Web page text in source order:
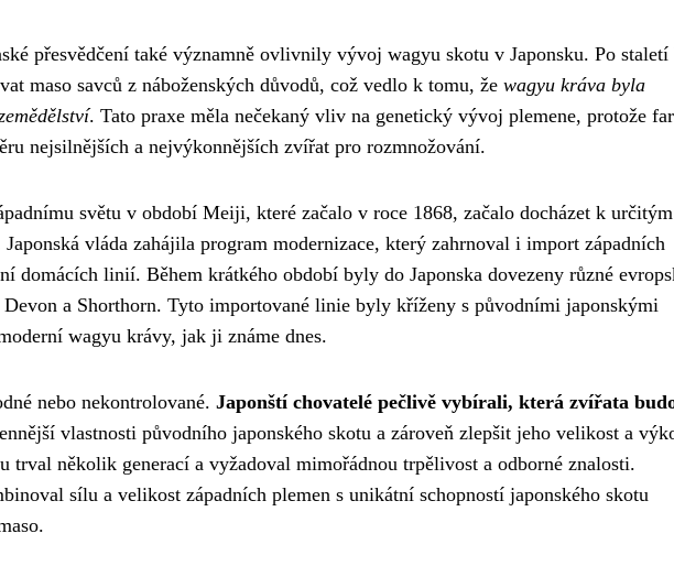
přesvědčení také významně ovlivnily vývoj wagyu skotu v Japonsku. Po
maso savců z náboženských důvodů, což vedlo k tomu, že wagyu kráva byla
. Tato praxe měla nečekaný vliv na genetický vývoj plemene, protože
nejsilnějších a nejvýkonnějších zvířat pro rozmnožování.
světu v období Meiji, které začalo v roce 1868, začalo docházet k určitým
vláda zahájila program modernizace, který zahrnoval i import západních
domácích linií. Během krátkého období byly do Japonska dovezeny různé
a Shorthorn. Tyto importované linie byly kříženy s původními japonskými
wagyu krávy, jak ji známe dnes.
nebo nekontrolované. Japonští chovatelé pečlivě vybírali, která zvířata
vlastnosti původního japonského skotu a zároveň zlepšit jeho velikost a
trval několik generací a vyžadoval mimořádnou trpělivost a odborné znalosti.
sílu a velikost západních plemen s unikátní schopností japonského skotu